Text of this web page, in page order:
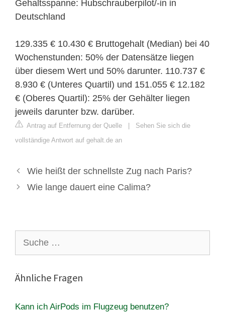
Gehaltsspanne: Hubschrauberpilot/-in in
Deutschland
129.335 € 10.430 € Bruttogehalt (Median) bei 40
Wochenstunden: 50% der Datensätze liegen
über diesem Wert und 50% darunter. 110.737 €
8.930 € (Unteres Quartil) und 151.055 € 12.182
€ (Oberes Quartil): 25% der Gehälter liegen
jeweils darunter bzw. darüber.
Antrag auf Entfernung der Quelle | Sehen Sie sich die
vollständige Antwort auf gehalt.de an
Wie heißt der schnellste Zug nach Paris?
Wie lange dauert eine Calima?
nach:
Ähnliche Fragen
Kann ich AirPods im Flugzeug benutzen?